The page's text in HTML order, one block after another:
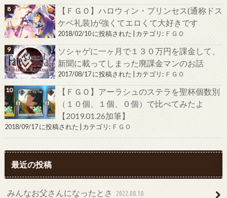
【ＦＧＯ】ハロウィン・プリンセス(通称ドス
ケベ礼装)が強くてエロくて大好きです
2018/02/10 に投稿された カテゴリ: ＦＧＯ
ソシャゲに一ヶ月で１３０万円を課金して、
新聞に載ってしまった廃課金マンのお話
2017/08/17 に投稿された カテゴリ: ＦＧＯ
【ＦＧＯ】アーラシュのステラを聖杯個数別
（１０個、１個、０個）で比べてみたよ
【2019.01.26加筆】
2018/09/17 に投稿された カテゴリ: ＦＧＯ
最近の投稿
みんなお父さんになったとさ 2022.08.18